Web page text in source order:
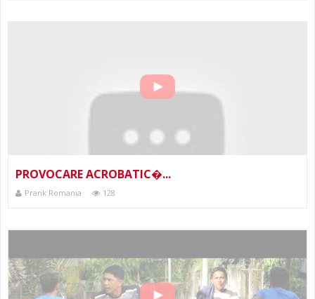
PROVOCARE ACROBATIC�...
Prank Romania 128